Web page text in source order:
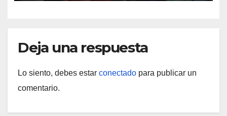
Deja una respuesta
Lo siento, debes estar conectado para publicar un
comentario.